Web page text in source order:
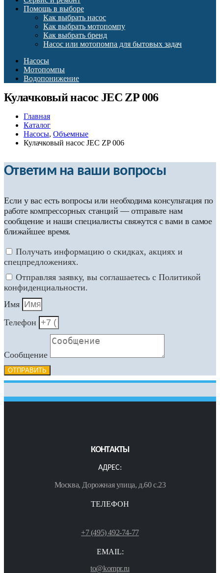
Помощь в выборе
Как выбрать насос
Как выбрать мотопомпу
Как выбрать бренд
Насос или мотопомпа для бытовых задач
Насосы
Мотопомпы
Водопонижение
Кулачковый насос JEC ZP 006
Главная
Каталог
Насосы, Объемные
Кулачковый насос JEC ZP 006
Ответим на ваши вопросы
Если у вас есть вопросы или необходима консультация по
работе компрессорных станций — отправьте нам
сообщение и наши специалисты свяжутся с вами в самое
ближайшее время.
Получать информацию о скидках, акциях и
спецпредложениях.
Отправляя заявку, вы соглашаетесь с Политикой
конфиденциальности.
Имя
Телефон
Сообщение
ОТПРАВИТЬ
КОНТАКТЫ
АДРЕС:
Москва, Дорожная улица, д.60 с.23
ТЕЛЕФОН
+7 (495) 492-74-77
EMAIL:
to@kompr.ru